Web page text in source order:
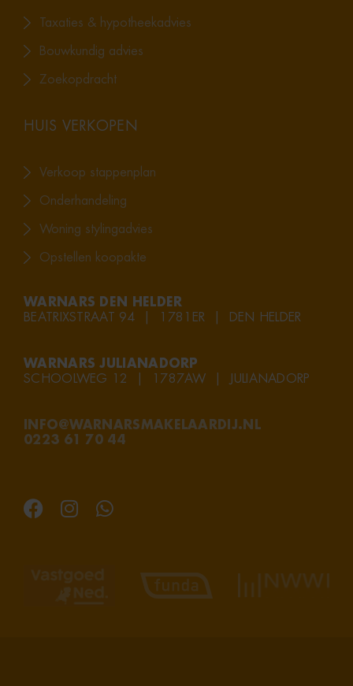
Taxaties & hypotheekadvies
Bouwkundig advies
Zoekopdracht
HUIS VERKOPEN
Verkoop stappenplan
Onderhandeling
Woning stylingadvies
Opstellen koopakte
WARNARS DEN HELDER
BEATRIXSTRAAT 94 | 1781ER | DEN HELDER
WARNARS JULIANADORP
SCHOOLWEG 12 | 1787AW | JULIANADORP
INFO@WARNARSMAKELAARDIJ.NL
0223 61 70 44